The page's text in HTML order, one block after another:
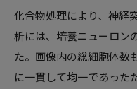
化合物処理により、神経
析には、培養ニューロン
た。画像内の総細胞体数
に一貫して均一であった